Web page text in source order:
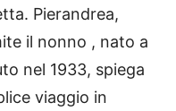
Pierandrea,
il nonno , nato a
nel 1933, spiega
viaggio in